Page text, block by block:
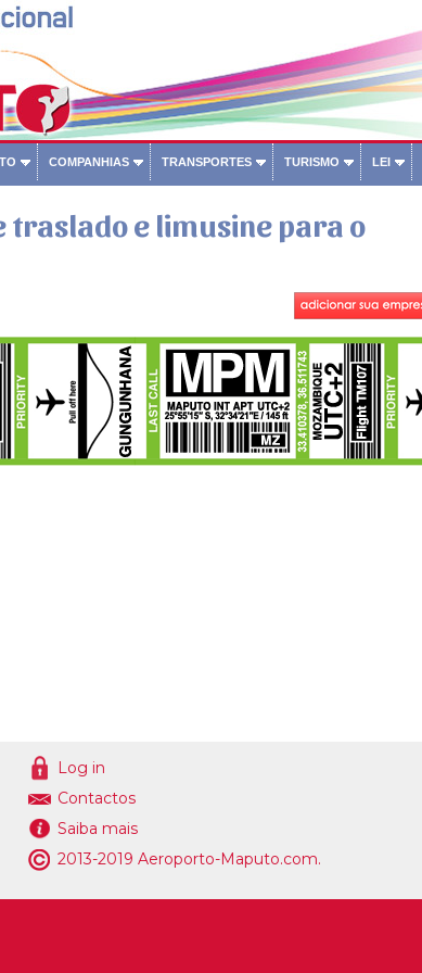
COMPANHIAS TRANSPORTES TURISMO LEI
traslado e limusine para o
Log in
Contactos
Saiba mais
2013-2019 Aeroporto-Maputo.com.